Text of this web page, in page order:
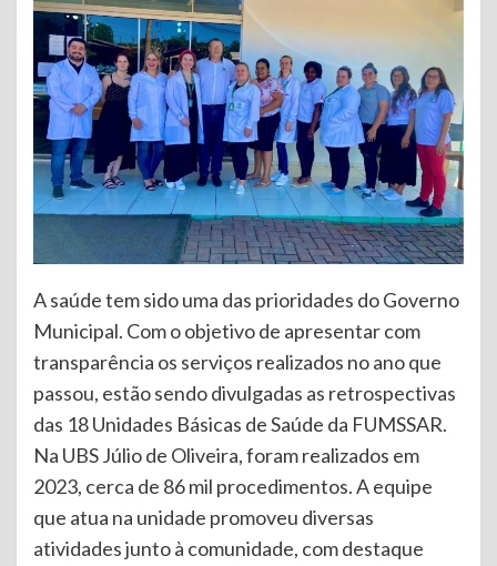
A saúde tem sido uma das prioridades do Governo
Municipal. Com o objetivo de apresentar com
transparência os serviços realizados no ano que
passou, estão sendo divulgadas as retrospectivas
das 18 Unidades Básicas de Saúde da FUMSSAR.
Na UBS Júlio de Oliveira, foram realizados em
2023, cerca de 86 mil procedimentos. A equipe
que atua na unidade promoveu diversas
atividades junto à comunidade, com destaque